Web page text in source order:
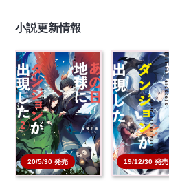
小説更新情報
20/5/30 発売 19/12/30 発売